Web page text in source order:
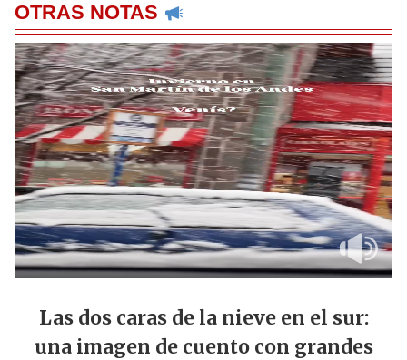
OTRAS NOTAS
Las dos caras de la nieve en el sur:
una imagen de cuento con grandes